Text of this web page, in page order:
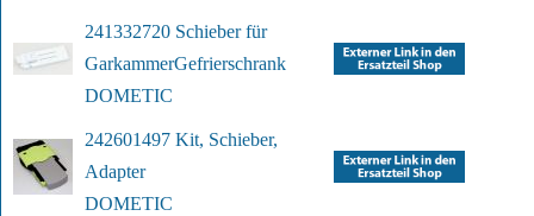
241332720 Schieber für
GarkammerGefrierschrank
DOMETIC
242601497 Kit, Schieber,
Adapter
DOMETIC